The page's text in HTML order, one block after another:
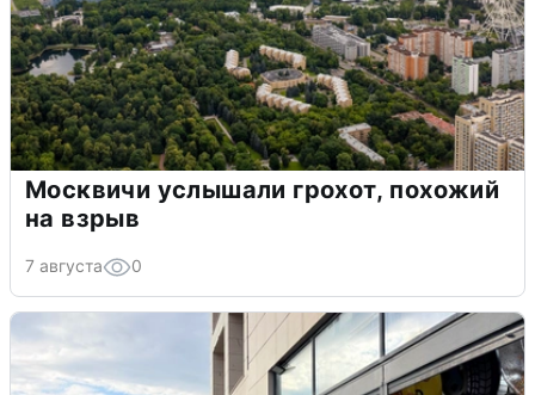
Москвичи услышали грохот, похожий
на взрыв
7 августа 0